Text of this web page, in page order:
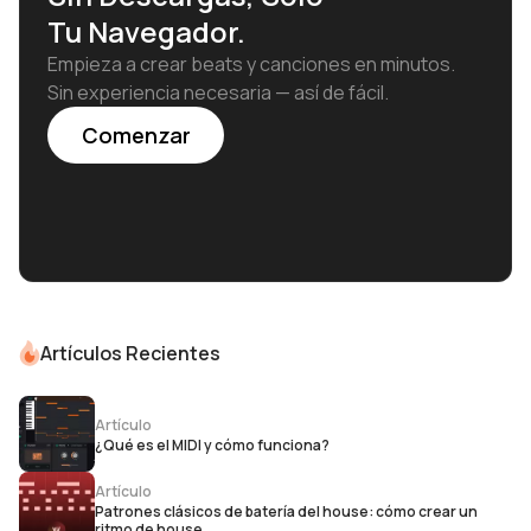
Tu Navegador.
Empieza a crear beats y canciones en minutos.
Sin experiencia necesaria — así de fácil.
Comenzar
Artículos Recientes
Artículo
¿Qué es el MIDI y cómo funciona?
Artículo
Patrones clásicos de batería del house: cómo crear un